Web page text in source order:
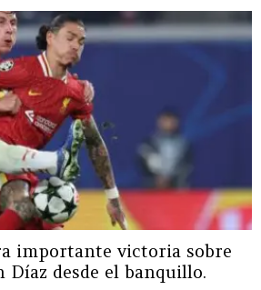
importante victoria sobre
Díaz desde el banquillo.